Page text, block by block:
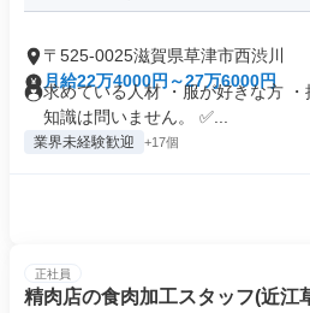
〒525-0025滋賀県草津市西渋川
月給22万4000円～27万6000円
求めている人材 ・服が好きな方
知識は問いません。 ✅...
業界未経験歓迎 +17個
正社員
精肉店の食肉加工スタッフ(近江